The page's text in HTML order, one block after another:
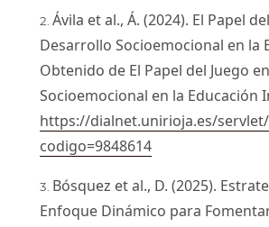
Ávila et al., Á. (2024). El Papel
Desarrollo Socioemocional en la
Obtenido de El Papel del Juego
Socioemocional en la Educación
https://dialnet.unirioja.es/
codigo=9848614
Bósquez et al., D. (2025).
Enfoque Dinámico para